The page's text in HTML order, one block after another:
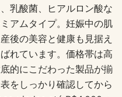
乳酸菌、ヒアルロン酸な
アムタイプ。妊娠中の肌
後の美容と健康も見据え
れています。価格帯は高
的にこだわった製品が揃
をしっかり確認してから